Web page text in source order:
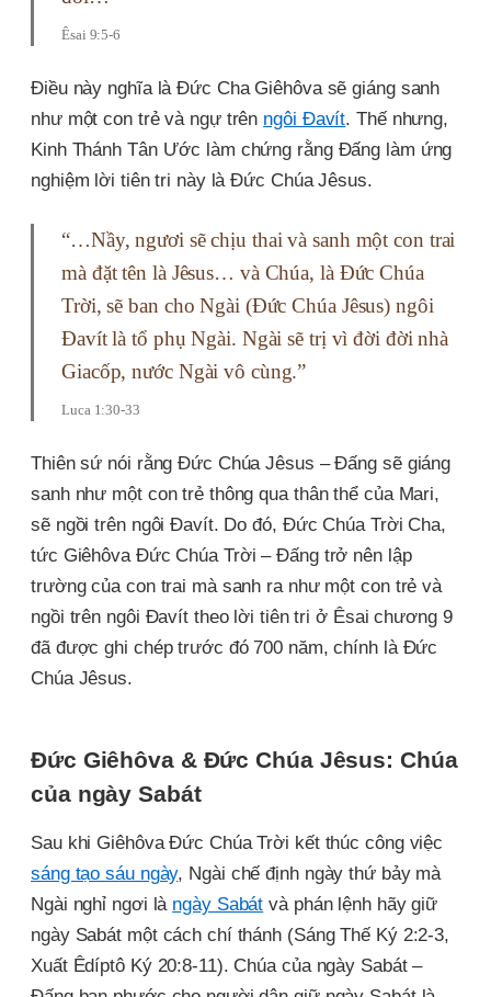
Êsai 9:5-6
Điều này nghĩa là Đức Cha Giêhôva sẽ giáng sanh
như một con trẻ và ngự trên ngôi Đavít. Thế nhưng,
Kinh Thánh Tân Ước làm chứng rằng Đấng làm ứng
nghiệm lời tiên tri này là Đức Chúa Jêsus.
“…Nầy, ngươi sẽ chịu thai và sanh một con trai
mà đặt tên là Jêsus… và Chúa, là Ðức Chúa
Trời, sẽ ban cho Ngài (Đức Chúa Jêsus) ngôi
Ðavít là tổ phụ Ngài. Ngài sẽ trị vì đời đời nhà
Giacốp, nước Ngài vô cùng.”
Luca 1:30-33
Thiên sứ nói rằng Đức Chúa Jêsus – Đấng sẽ giáng
sanh như một con trẻ thông qua thân thể của Mari,
sẽ ngồi trên ngôi Đavít. Do đó, Đức Chúa Trời Cha,
tức Giêhôva Đức Chúa Trời – Đấng trở nên lập
trường của con trai mà sanh ra như một con trẻ và
ngồi trên ngôi Đavít theo lời tiên tri ở Êsai chương 9
đã được ghi chép trước đó 700 năm, chính là Đức
Chúa Jêsus.
Đức Giêhôva & Đức Chúa Jêsus: Chúa
của ngày Sabát
Sau khi Giêhôva Đức Chúa Trời kết thúc công việc
sáng tạo sáu ngày, Ngài chế định ngày thứ bảy mà
Ngài nghỉ ngơi là ngày Sabát và phán lệnh hãy giữ
ngày Sabát một cách chí thánh (Sáng Thế Ký 2:2-3,
Xuất Êdíptô Ký 20:8-11). Chúa của ngày Sabát –